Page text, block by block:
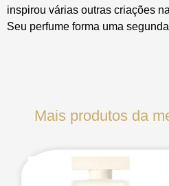
inspirou várias outras criações
Seu perfume forma uma
Mais produtos da